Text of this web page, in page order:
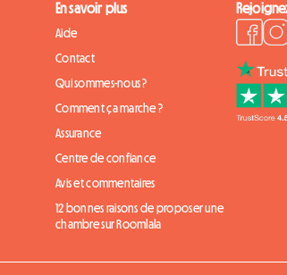
En savoir plus
Aide
Contact
Qui sommes-nous ?
Comment ça marche ?
Assurance
Centre de confiance
Avis et commentaires
12 bonnes raisons de proposer une
chambre sur Roomlala